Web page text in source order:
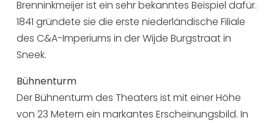
Brenninkmeijer ist ein sehr bekanntes Beispiel dafür.
1841 gründete sie die erste niederländische Filiale
des C&A-Imperiums in der Wijde Burgstraat in
Sneek.
Bühnenturm
Der Bühnenturm des Theaters ist mit einer Höhe
von 23 Metern ein markantes Erscheinungsbild. In